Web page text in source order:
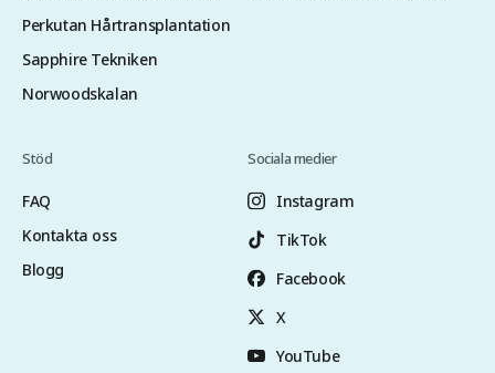
Perkutan Hårtransplantation
Sapphire Tekniken
Norwoodskalan
Stöd
FAQ
Kontakta oss
Blogg
Sociala medier
Instagram
TikTok
Facebook
X
YouTube